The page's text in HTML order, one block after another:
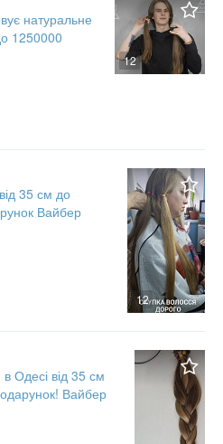
12
натуральне
1250000
12
35 см до
Вайбер
Одесі від 35 см
Вайбер